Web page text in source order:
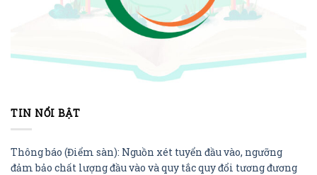
TIN NỔI BẬT
Thông báo (Điểm sàn): Nguồn xét tuyển đầu vào, ngưỡng
đảm bảo chất lượng đầu vào và quy tắc quy đổi tương đương